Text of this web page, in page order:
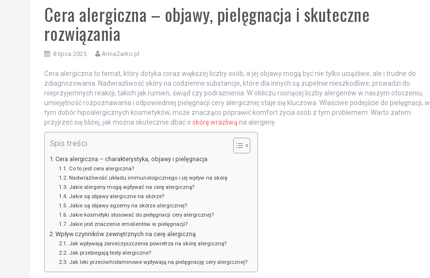
Cera alergiczna – objawy, pielęgnacja i skuteczne
rozwiązania
8 lipca 2025 AnnaZarko.pl
Cera alergiczna to temat, który dotyka coraz większej liczby osób, a jej objawy mogą być nie tylko uciążliwe, ale i trudne do
zdiagnozowania. Nadwrażliwość skóry na codzienne substancje, które dla innych są zupełnie nieszkodliwe, prowadzi do
nieprzyjemnych reakcji, takich jak rumień, świąd czy podrażnienia. W obliczu rosnącej liczby alergenów w naszym otoczeniu,
umiejętność rozpoznawania i odpowiedniej pielęgnacji cery alergicznej staje się kluczowa. Właściwe podejście do pielęgnacji, w
tym dobór hipoalergicznych kosmetyków, może znacząco poprawić komfort życia osób z tym problemem. Warto zatem
przyjrzeć się bliżej, jak można skutecznie dbać o skórę wrażliwą na alergeny.
Spis treści
Cera alergiczna – charakterystyka, objawy i pielęgnacja
Co to jest cera alergiczna?
Nadwrażliwość układu immunologicznego i jej wpływ na skórę
Jakie alergeny mogą wpływać na cerę alergiczną?
Jakie są objawy alergiczne na skórze?
Jakie są objawy egzemy na skórze alergicznej?
Jakie kosmetyki stosować do pielęgnacji cery alergicznej?
Jakie jest znaczenie emolientów w pielęgnacji?
Wpływ czynników zewnętrznych na cerę alergiczną
Jak wpływają zanieczyszczenia powietrza na skórę alergiczną?
Jak przebiegają testy alergiczne?
Jak leki przeciwhistaminowe wpływają na pielęgnację cery alergicznej?